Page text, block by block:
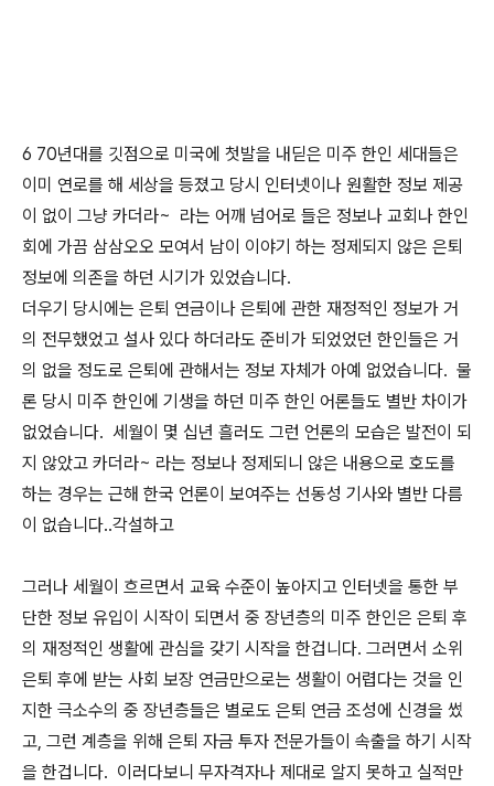
6 70년대를 깃점으로 미국에 첫발을 내딛은 미주 한인 세대들은
이미 연로를 해 세상을 등졌고 당시 인터넷이나 원활한 정보 제공
이 없이 그냥 카더라~ 라는 어깨 넘어로 들은 정보나 교회나 한인
회에 가끔 삼삼오오 모여서 남이 이야기 하는 정제되지 않은 은퇴
정보에 의존을 하던 시기가 있었습니다.
더우기 당시에는 은퇴 연금이나 은퇴에 관한 재정적인 정보가 거
의 전무했었고 설사 있다 하더라도 준비가 되었었던 한인들은 거
의 없을 정도로 은퇴에 관해서는 정보 자체가 아예 없었습니다. 물
론 당시 미주 한인에 기생을 하던 미주 한인 어론들도 별반 차이가
없었습니다. 세월이 몇 십년 흘러도 그런 언론의 모습은 발전이 되
지 않았고 카더라~ 라는 정보나 정제되니 않은 내용으로 호도를
하는 경우는 근해 한국 언론이 보여주는 선동성 기사와 별반 다름
이 없습니다..각설하고
그러나 세월이 흐르면서 교육 수준이 높아지고 인터넷을 통한 부
단한 정보 유입이 시작이 되면서 중 장년층의 미주 한인은 은퇴 후
의 재정적인 생활에 관심을 갖기 시작을 한겁니다. 그러면서 소위
은퇴 후에 받는 사회 보장 연금만으로는 생활이 어렵다는 것을 인
지한 극소수의 중 장년층들은 별로도 은퇴 연금 조성에 신경을 썼
고, 그런 계층을 위해 은퇴 자금 투자 전문가들이 속출을 하기 시작
을 한겁니다. 이러다보니 무자격자나 제대로 알지 못하고 실적만